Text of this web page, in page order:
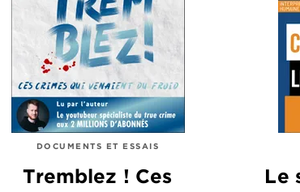
DOCUMENTS ET ESSAIS
Tremblez ! Ces
Le